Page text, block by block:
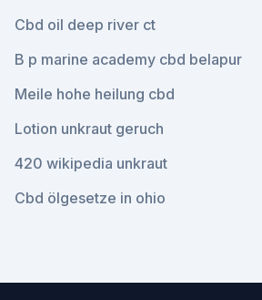
Cbd oil deep river ct
B p marine academy cbd belapur
Meile hohe heilung cbd
Lotion unkraut geruch
420 wikipedia unkraut
Cbd ölgesetze in ohio